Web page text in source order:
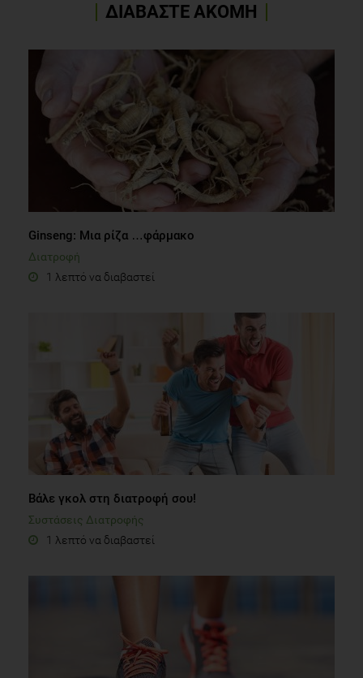
ΔΙΑΒΑΣΤΕ ΑΚΟΜΗ
Ginseng: Μια ρίζα …φάρμακο
Διατροφή
1 λεπτό να διαβαστεί
Βάλε γκολ στη διατροφή σου!
Συστάσεις Διατροφής
1 λεπτό να διαβαστεί